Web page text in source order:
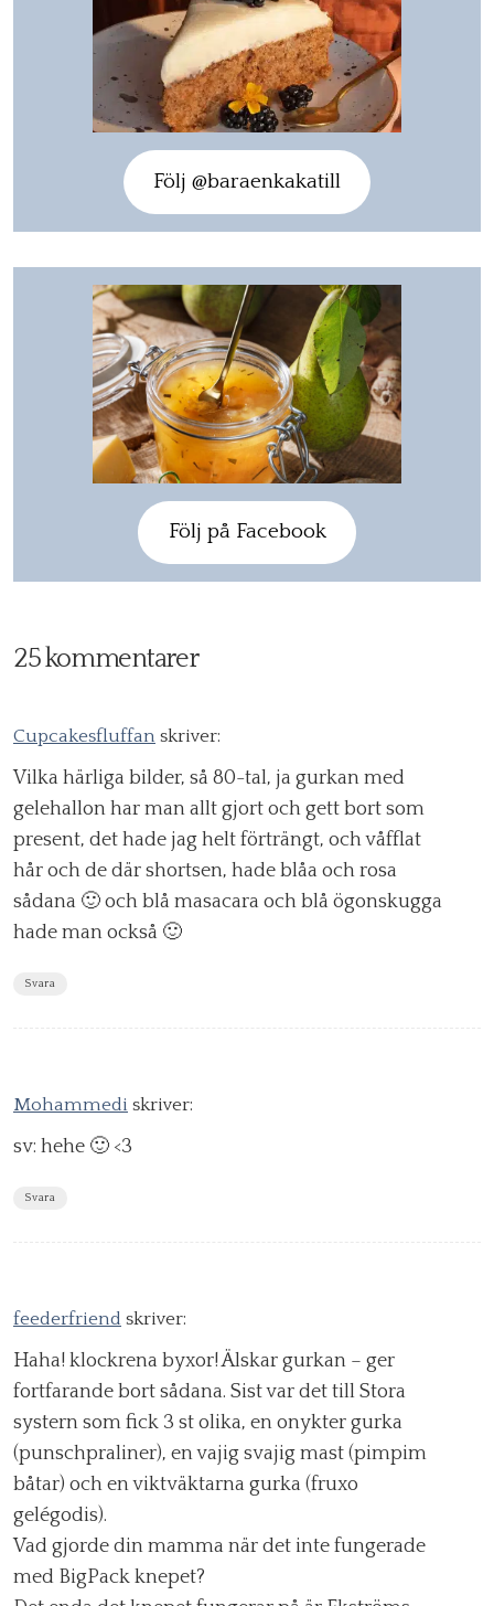
Följ @baraenkakatill
Följ på Facebook
25 kommentarer
Cupcakesfluffan skriver:
Vilka härliga bilder, så 80-tal, ja gurkan med
gelehallon har man allt gjort och gett bort som
present, det hade jag helt förträngt, och våfflat
hår och de där shortsen, hade blåa och rosa
sådana 🙂 och blå masacara och blå ögonskugga
hade man också 🙂
Svara
Mohammedi skriver:
sv: hehe 🙂 <3
Svara
feederfriend skriver:
Haha! klockrena byxor! Älskar gurkan – ger
fortfarande bort sådana. Sist var det till Stora
systern som fick 3 st olika, en onykter gurka
(punschpraliner), en vajig svajig mast (pimpim
båtar) och en viktväktarna gurka (fruxo
gelégodis).
Vad gjorde din mamma när det inte fungerade
med BigPack knepet?